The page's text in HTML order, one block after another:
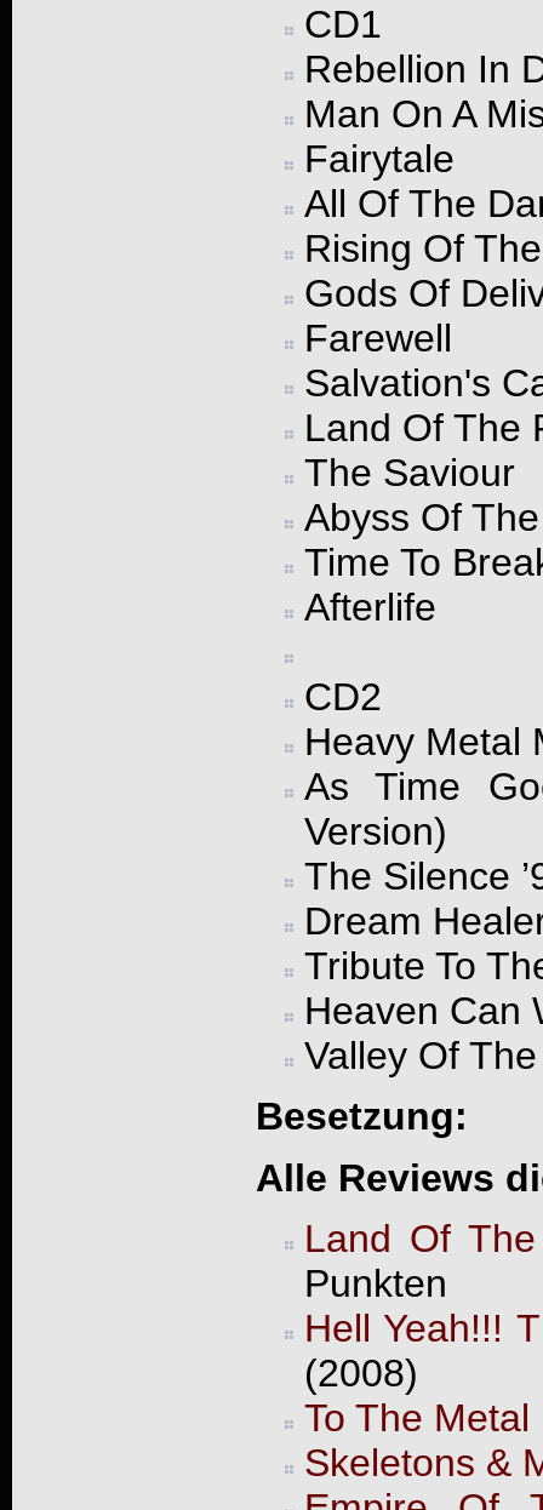
CD1
Rebellion In
Man On A
Fairytale
All Of The
Rising Of
Gods Of
Farewell
Salvation's
Land Of The
The Saviour
Abyss Of
Time To
Afterlife
CD2
Heavy Metal
As Time
Version)
The Silence
Dream
Tribute To
Heaven Can
Valley Of
Besetzung:
Alle Reviews
Land Of
Punkten
Hell Yeah!!!
(2008)
To The Metal
Skeletons &